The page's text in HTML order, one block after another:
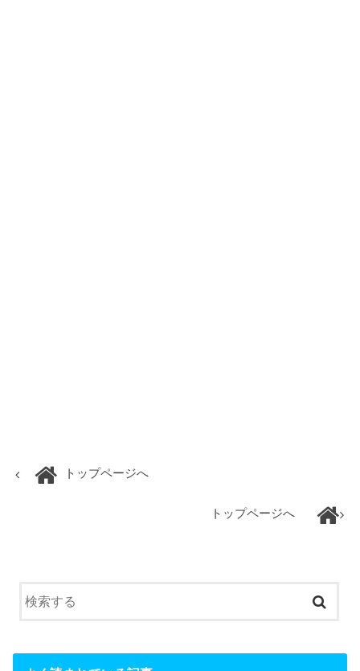
トップページへ
トップページへ